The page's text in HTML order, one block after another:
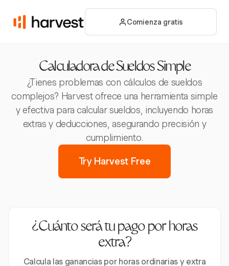
Comienza gratis
Calculadora de Sueldos Simple
¿Tienes problemas con cálculos de sueldos
complejos? Harvest ofrece una herramienta simple
y efectiva para calcular sueldos, incluyendo horas
extras y deducciones, asegurando precisión y
cumplimiento.
Try Harvest Free
¿Cuánto será tu pago por horas
extra?
Calcula las ganancias por horas ordinarias y extra